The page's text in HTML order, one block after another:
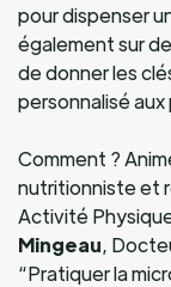
pour dispenser
également sur
de donner les
personnalisé
Comment ?
nutritionniste et
Activité
Mingeau,
“Pratiquer la